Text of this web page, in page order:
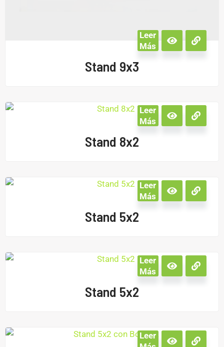
Leer
Más
Stand 9x3
Leer
Más
Stand 8x2
Leer
Más
Stand 5x2
Leer
Más
Stand 5x2
Leer